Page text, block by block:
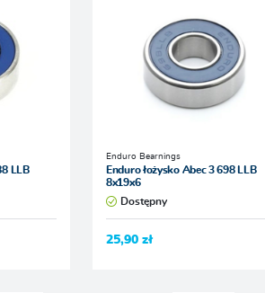
LLB
Enduro Bearnings
Enduro łożysko Abec 3 698 LLB
8x19x6
Dostępny
25,90 zł